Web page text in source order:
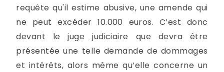
requête qu'il estime abusive, une amende qui
ne peut excéder 10.000 euros. C’est donc
devant le juge judiciaire que devra être
présentée une telle demande de dommages
et intérêts, alors même qu’elle concerne un